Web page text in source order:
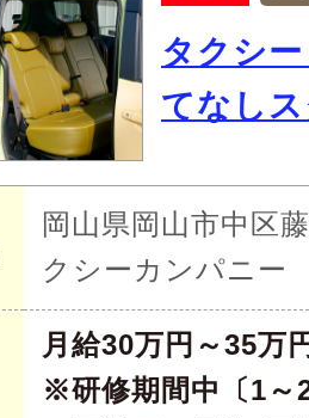
タクシ
てなし
岡山県岡山市中区
クシーカンパニー
月給30万円～35万
※研修期間中〔1～